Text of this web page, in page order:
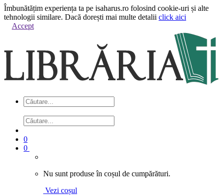
Îmbunătățim experiența ta pe isaharus.ro folosind cookie-uri și alte
tehnologii similare. Dacă dorești mai multe detalii click aici
Accept
0
0
Nu sunt produse în coșul de cumpărături.
Vezi coșul